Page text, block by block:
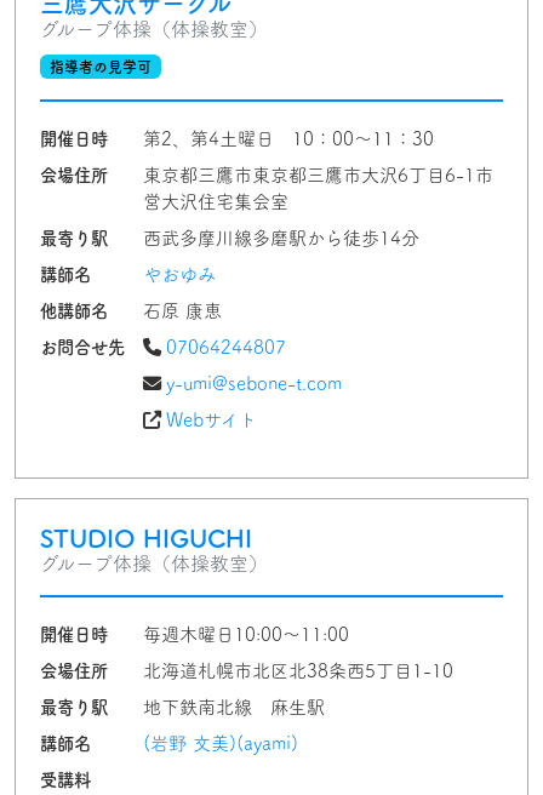
グループ体操（体操教室）
指導者の見学可
開催日時
第2、第4土曜日 10：00～11：30
会場住所
東京都三鷹市東京都三鷹市大沢6丁目6-1市
営大沢住宅集会室
最寄り駅
西武多摩川線多磨駅から徒歩14分
講師名
やおゆみ
他講師名
石原 康恵
お問合せ先
07064244807
y-umi@sebone-t.com
Webサイト
STUDIO HIGUCHI
グループ体操（体操教室）
開催日時
毎週木曜日10:00〜11:00
会場住所
北海道札幌市北区北38条西5丁目1-10
最寄り駅
地下鉄南北線 麻生駅
講師名
(岩野 文美)(ayami)
受講料